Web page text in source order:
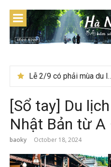
content
Du lịch Tây Bắc tháng 11 – Mùa hoa cải nhuộm vàng rực rỡ
[Sổ tay] Du
Nhật Bản từ
baoky October 18, 2024